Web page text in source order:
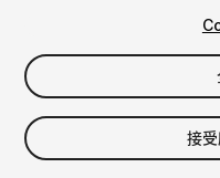
$49.99
接